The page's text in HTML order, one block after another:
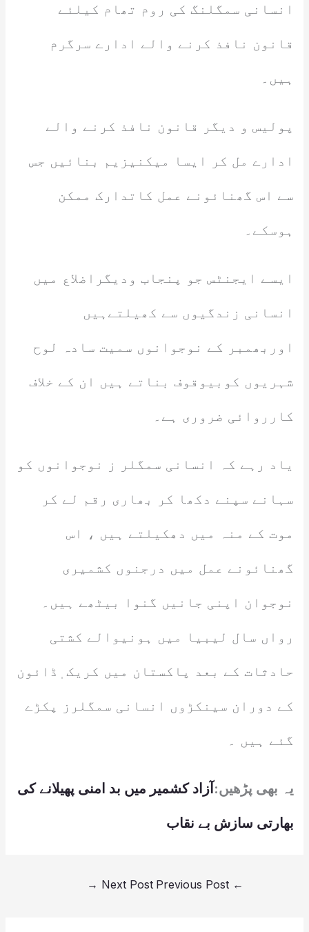
انسانی سمگلنگ کی روم تھام کیلئے
قانون نافذ کرنے والے ادارے سرگرم
ہیں۔
پولیس و دیگر قانون نافذ کرنے والے
ادارے مل کر ایسا میکنیزیم بنائیں جس
سے اس گھنائونے عمل کاتدارک ممکن
ہوسکے۔
ایسے ایجنٹس جو پنجاب ودیگراضلاع میں
انسانی زندگیوں سے کھیلتےہیں
اوربھمبر کے نوجوانوں سمیت سادہ لوح
شہریوں کوبیوقوف بناتے ہیں ان کے خلاف
کارروائی ضروری ہے۔
یاد رہے کہ انسانی سمگلر ز نوجوانوں کو
سہانے سپنے دکھا کر بھاری رقم لے کر
موت کے منہ میں دھکیلتے ہیں ، اس
گھنائونے عمل میں درجنوں کشمیری
نوجوان اپنی جانیں گنوا بیٹھے ہیں۔
رواں سال لیبیا میں ہونیوالے کشتی
حادثات کے بعد پاکستان میں کریک ٖڈائون
کے دوران سینکڑوں انسانی سمگلرز پکڑے
گئے ہیں ۔
یہ بھی پڑھیں: آزاد کشمیر میں بد امنی پھیلانے کی
بھارتی سازش بے نقاب
←
Next Post
→